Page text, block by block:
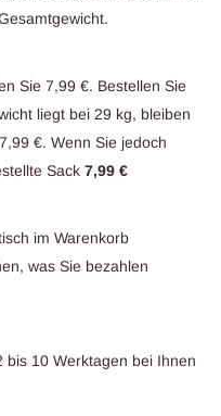
Sie 7,99 €. Bestellen Sie
liegt bei 29 kg, bleiben
€. Wenn Sie jedoch
Sack 7,99 €
im Warenkorb
was Sie bezahlen
bis 10 Werktagen bei Ihnen